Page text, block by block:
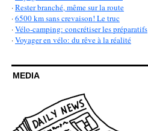
·Rester branché, même sur la route
·6500 km sans crevaison! Le truc
·Vélo-camping: concrétiser les préparatifs
·Voyager en vélo: du rêve à la réalité
MEDIA